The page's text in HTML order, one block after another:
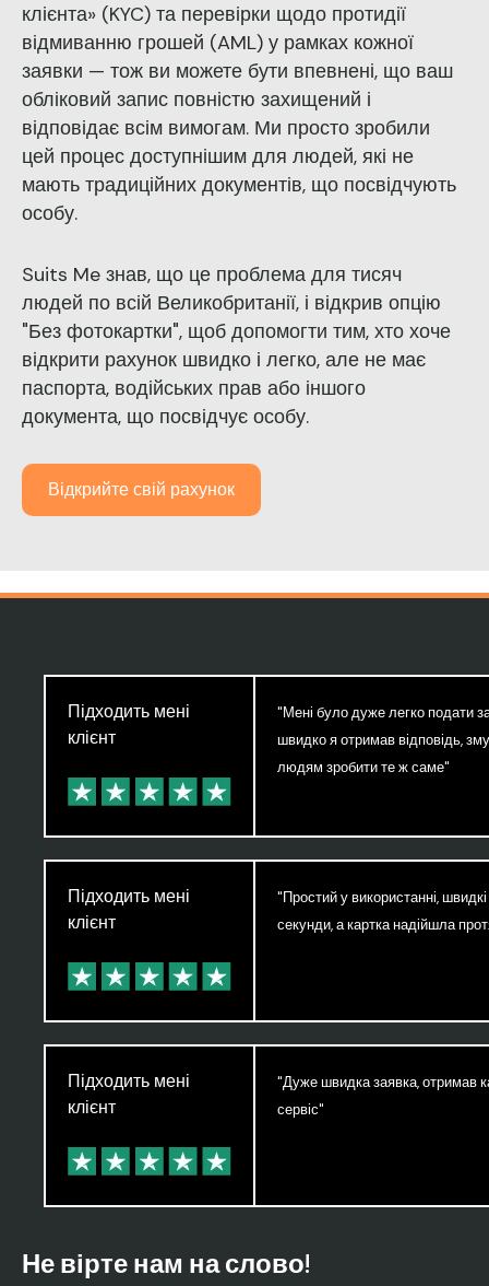
клієнта» (KYC) та перевірки щодо протидії
відмиванню грошей (AML) у рамках кожної
заявки — тож ви можете бути впевнені, що ваш
обліковий запис повністю захищений і
відповідає всім вимогам. Ми просто зробили
цей процес доступнішим для людей, які не
мають традиційних документів, що посвідчують
особу.
Suits Me знав, що це проблема для тисяч
людей по всій Великобританії, і відкрив опцію
"Без фотокартки", щоб допомогти тим, хто хоче
відкрити рахунок швидко і легко, але не має
паспорта, водійських прав або іншого
документа, що посвідчує особу.
Відкрийте свій рахунок
Підходить мені
клієнт
"Мені було дуже легко подати
швидко я отримав відповідь,
людям зробити те ж саме"
Підходить мені
клієнт
"Простий у використанні, швидкі
секунди, а картка надійшла
Підходить мені
клієнт
"Дуже швидка заявка, отримав
сервіс"
Не вірте нам на слово!